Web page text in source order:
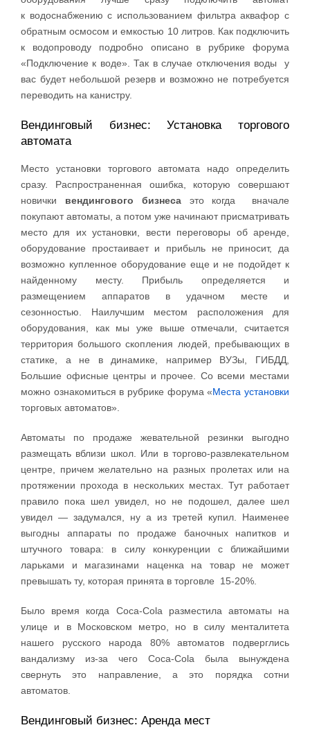
к водоснабжению с использованием фильтра аквафор с
обратным осмосом и емкостью 10 литров. Как подключить
к водопроводу подробно описано в рубрике форума
«Подключение к воде». Так в случае отключения воды у
вас будет небольшой резерв и возможно не потребуется
переводить на канистру.
Вендинговый бизнес: Установка торгового
автомата
Место установки торгового автомата надо определить
сразу. Распространенная ошибка, которую совершают
новички вендингового бизнесаэто когда вначале
покупают автоматы, а потом уже начинают присматривать
место для их установки, вести переговоры об аренде,
оборудование простаивает и прибыль не приносит, да
возможно купленное оборудование еще и не подойдет к
найденному месту. Прибыль определяется и
размещением аппаратов в удачном месте и
сезонностью. Наилучшим местом расположения для
оборудования, как мы уже выше отмечали, считается
территория большого скопления людей, пребывающих в
статике, а не в динамике, например ВУЗы, ГИБДД,
Большие офисные центры и прочее. Со всеми местами
можно ознакомиться в рубрике форума «Места установки
торговых автоматов».
Автоматы по продаже жевательной резинки выгодно
размещать вблизи школ. Или в торгово-развлекательном
центре, причем желательно на разных пролетах или на
протяжении прохода в нескольких местах. Тут работает
правило пока шел увидел, но не подошел, далее шел
увидел — задумался, ну а из третей купил. Наименее
выгодны аппараты по продаже баночных напитков и
штучного товара: в силу конкуренции с ближайшими
ларьками и магазинами наценка на товар не может
превышать ту, которая принята в торговле 15-20%.
Было время когда Coca-Cola разместила автоматы на
улице и в Московском метро, но в силу менталитета
нашего русского народа 80% автоматов подверглись
вандализму из-за чего Coca-Cola была вынуждена
свернуть это направление, а это порядка сотни
автоматов.
Вендинговый бизнес: Аренда мест